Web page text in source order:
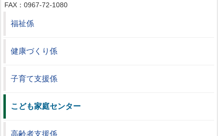
FAX：0967-72-1080
福祉係
健康づくり係
子育て支援係
こども家庭センター
高齢者支援係